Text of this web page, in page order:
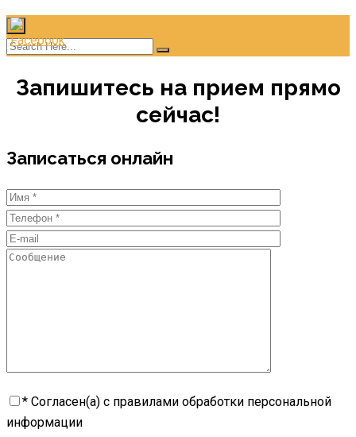
×
Запишитесь на прием прямо
сейчас!
Записаться онлайн
* Согласен(а) с правилами обработки персональной
информации